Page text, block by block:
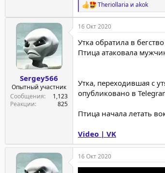
Р
е
а
к
ц
и
и
Theriollaria и akok
Sergey566
Опытный участник
Сообщения
1,123
Реакции
825
16 Окт 2020
Утка обратила в
Птица атаковала
Утка, переходившая с
опубликовано в
Птица начала летать
Video | VK
16 Окт 2020